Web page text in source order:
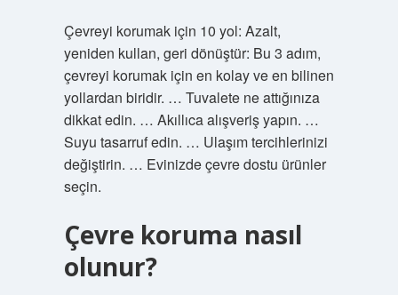
Çevreyi korumak için 10 yol: Azalt,
yeniden kullan, geri dönüştür: Bu 3 adım,
çevreyi korumak için en kolay ve en bilinen
yollardan biridir. … Tuvalete ne attığınıza
dikkat edin. … Akıllıca alışveriş yapın. …
Suyu tasarruf edin. … Ulaşım tercihlerinizi
değiştirin. … Evinizde çevre dostu ürünler
seçin.
Çevre koruma nasıl
olunur?